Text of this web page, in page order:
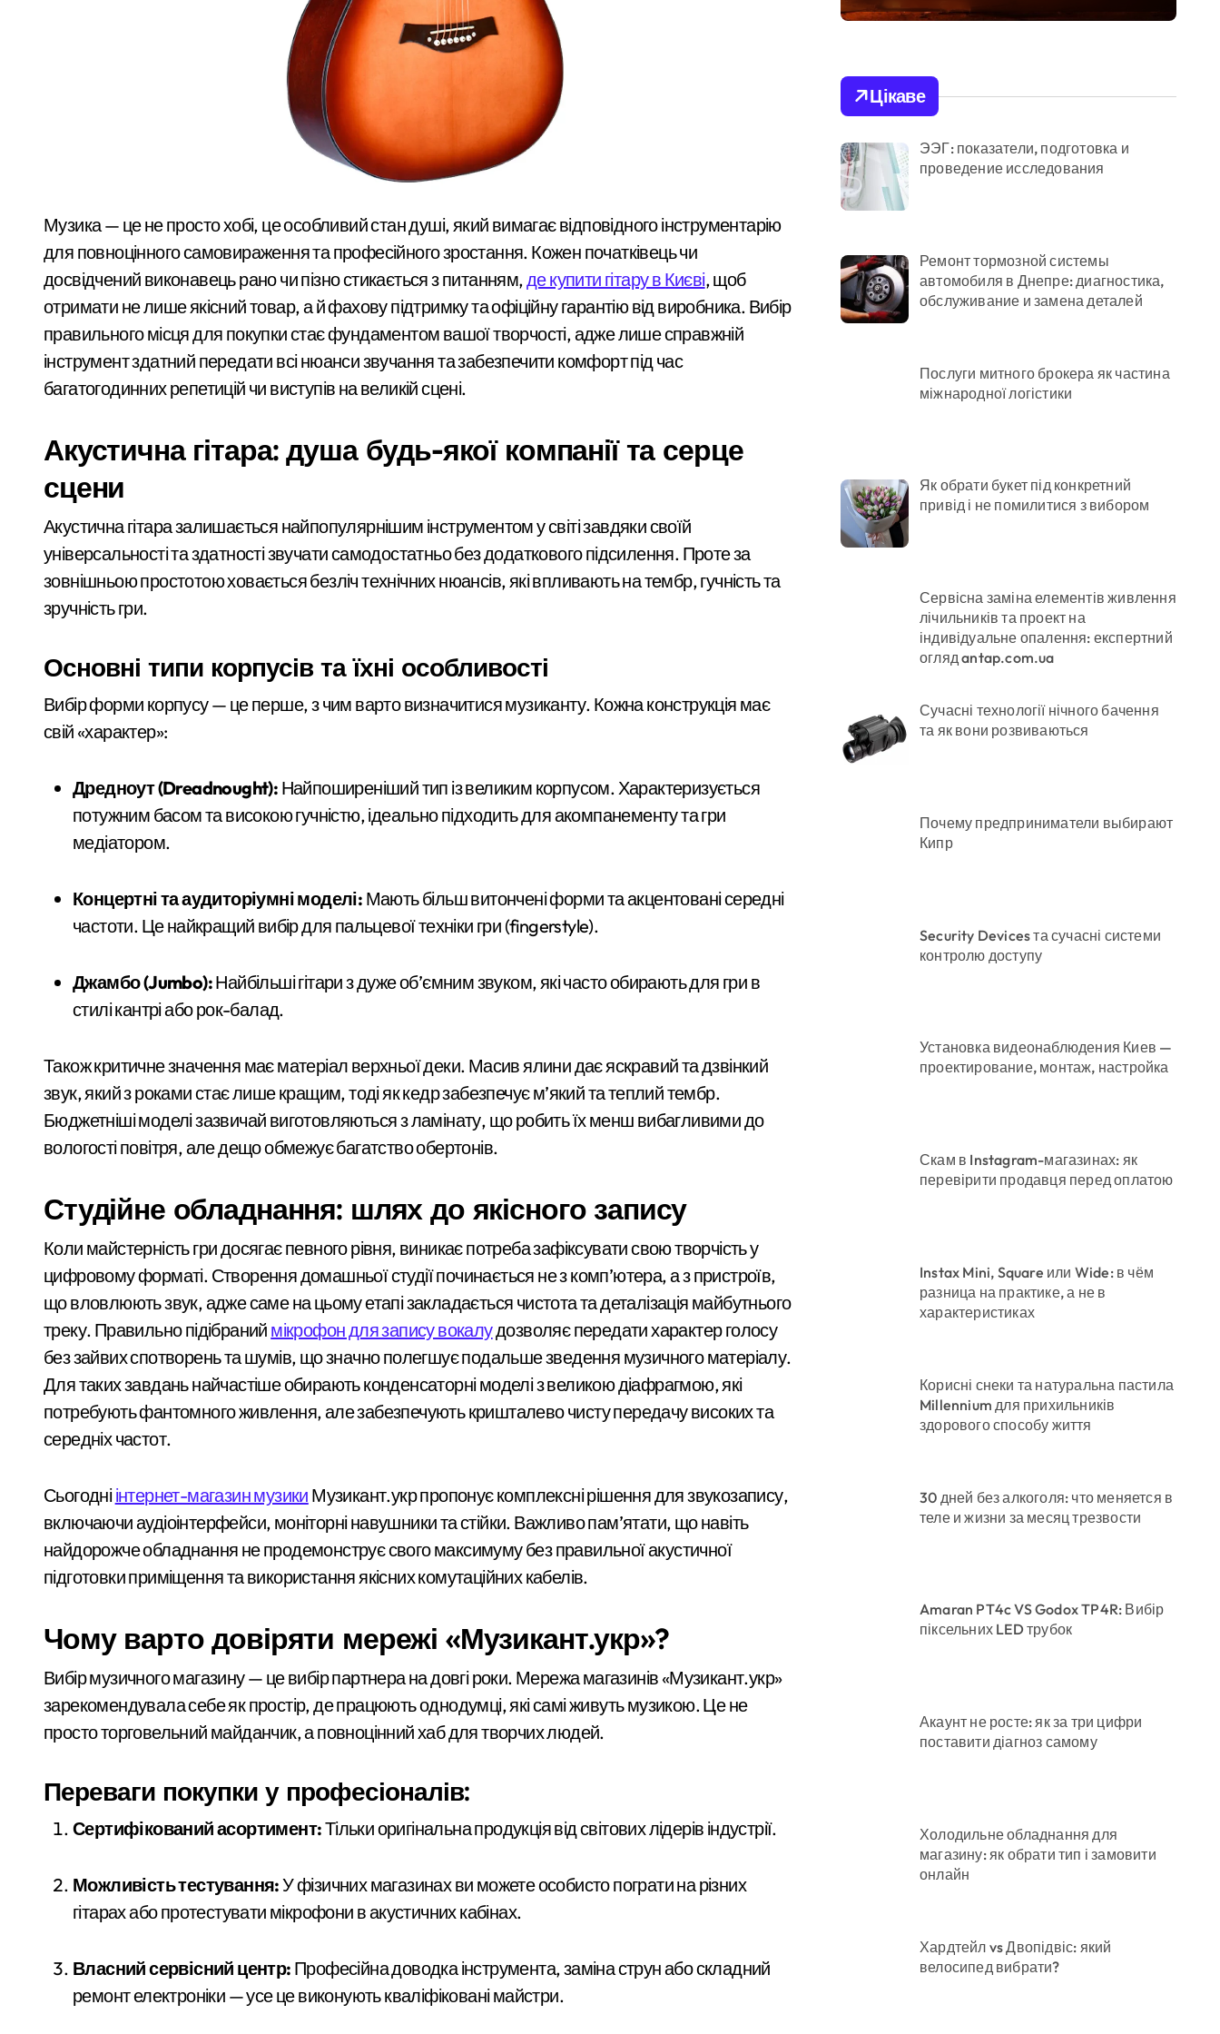
«Стрільба заради шоу: у Києві 20-річний юнак запустив сигнальні ракети у дворі»
У Києві усунули витік 100 літрів аміаку після удару рф
Виявлено переплату понад 16,5 млн грн у закупівлі серверів: поліція Києва висунула підозру посадовцю Державної служби зайнятості
У Київському суді прийняли рішення щодо організатора ботоферми для російського сервісу
Прощальний «джекпот» на 83 мільйони: як керівник київської швидкої віддав бюджетні кошти шахраям
У Київській області 6 серпня вшанують пам’ять жертв російської агресії
«Зловмисна схема в Києві: корупція у службі в тилу на суму 26 тисяч доларів»
«Метро не зможе вмістити всіх»: після трагедії на станції «Квітнева» у Києві пропонують збільшити кількість бетонних укриттів
Розвиток резервного теплопостачання в Києві: місто разом з Агентством відновлення укладають контракти на понад 1,5 ГВт потужностей
Смертельний обстріл станції на Київщині: пояснення Укрзалізниці щодо заборони руху поїздів під час атак
Жахливі умови для дітей: у київській філії табору «Артек» в Пущі-Водиці виявили бруд, плісняву та гнилі фрукти
СБУ затримала коригувальника ФСБ, який наводив ракети та дрони на Київ
У Києві розпочали розслідування через жахливі умови утримання близько 30 втомлених доберманів у розпліднику
Більше 442 тисяч ВПО у Києві: як переселенці знаходять своє місце в столиці та яку підтримку отримують
Обіцяли величезні доходи, але забирали все: у Києві викрили call-центр, що ошукав чеських пенсіонерів на майже 9 млн грн
На водоймах Київщини 35 жертв: рятувальники тривожаться через зростання трагедій
Музика — це не просто хобі, це особливий стан душі, який вимагає відповідного інструментарію
для повноцінного самовираження та професійного зростання. Кожен початківець чи
досвідчений виконавець рано чи пізно стикається з питанням,де купити гітару в Києві, щоб
отримати не лише якісний товар, а й фахову підтримку та офіційну гарантію від виробника. Вибір
правильного місця для покупки стає фундаментом вашої творчості, адже лише справжній
інструмент здатний передати всі нюанси звучання та забезпечити комфорт під час
багатогодинних репетицій чи виступів на великій сцені.
Акустична гітара: душа будь-якої компанії та серце
сцени
Акустична гітара залишається найпопулярнішим інструментом у світі завдяки своїй
універсальності та здатності звучати самодостатньо без додаткового підсилення. Проте за
зовнішньою простотою ховається безліч технічних нюансів, які впливають на тембр, гучність та
зручність гри.
Основні типи корпусів та їхні особливості
Вибір форми корпусу — це перше, з чим варто визначитися музиканту. Кожна конструкція має
свій «характер»:
Дредноут (Dreadnought): Найпоширеніший тип із великим корпусом. Характеризується
потужним басом та високою гучністю, ідеально підходить для акомпанементу та гри
медіатором.
Концертні та аудиторіумні моделі: Мають більш витончені форми та акцентовані середні
частоти. Це найкращий вибір для пальцевої техніки гри (fingerstyle).
Джамбо (Jumbo):Найбільші гітари з дуже об’ємним звуком, які часто обирають для гри в
стилі кантрі або рок-балад.
Також критичне значення має матеріал верхньої деки. Масив ялини дає яскравий та дзвінкий
звук, який з роками стає лише кращим, тоді як кедр забезпечує м’який та теплий тембр.
Бюджетніші моделі зазвичай виготовляються з ламінату, що робить їх менш вибагливими до
вологості повітря, але дещо обмежує багатство обертонів.
Студійне обладнання: шлях до якісного запису
Коли майстерність гри досягає певного рівня, виникає потреба зафіксувати свою творчість у
цифровому форматі. Створення домашньої студії починається не з комп’ютера, а з пристроїв,
що вловлюють звук, адже саме на цьому етапі закладається чистота та деталізація майбутнього
треку. Правильно підібраний мікрофон для запису вокалудозволяє передати характер голосу
без зайвих спотворень та шумів, що значно полегшує подальше зведення музичного матеріалу.
Для таких завдань найчастіше обирають конденсаторні моделі з великою діафрагмою, які
потребують фантомного живлення, але забезпечують кришталево чисту передачу високих та
середніх частот.
Сьогодніінтернет-магазин музики Музикант.укр пропонує комплексні рішення для звукозапису,
включаючи аудіоінтерфейси, моніторні навушники та стійки. Важливо пам’ятати, що навіть
найдорожче обладнання не продемонструє свого максимуму без правильної акустичної
підготовки приміщення та використання якісних комутаційних кабелів.
Чому варто довіряти мережі «Музикант.укр»?
Вибір музичного магазину — це вибір партнера на довгі роки. Мережа магазинів «Музикант.укр»
зарекомендувала себе як простір, де працюють однодумці, які самі живуть музикою. Це не
просто торговельний майданчик, а повноцінний хаб для творчих людей.
Переваги покупки у професіоналів:
Сертифікований асортимент:Тільки оригінальна продукція від світових лідерів індустрії.
Можливість тестування:У фізичних магазинах ви можете особисто пограти на різних
гітарах або протестувати мікрофони в акустичних кабінах.
Власний сервісний центр: Професійна доводка інструмента, заміна струн або складний
ремонт електроніки — усе це виконують кваліфіковані майстри.
групу, що займалася
військових частин
Київщини та інших
тривожаться через
зростання трагедій
постраждалі на місці
Цікаве
ЭЭГ: показатели, подготовка и
проведение исследования
Ремонт тормозной системы
автомобиля в Днепре: диагностика,
обслуживание и замена деталей
Послуги митного брокера як частина
міжнародної логістики
Як обрати букет під конкретний
привід і не помилитися з вибором
Сервісна заміна елементів живлення
лічильників та проект на
індивідуальне опалення: експертний
огляд antap.com.ua
Сучасні технології нічного бачення
та як вони розвиваються
Почему предприниматели выбирают
Кипр
Security Devices та сучасні системи
контролю доступу
Установка видеонаблюдения Киев —
проектирование, монтаж, настройка
Скам в Instagram-магазинах: як
перевірити продавця перед оплатою
Instax Mini, Square или Wide: в чём
разница на практике, а не в
характеристиках
Корисні снеки та натуральна пастила
Millennium для прихильників
здорового способу життя
30 дней без алкоголя: что меняется в
теле и жизни за месяц трезвости
Amaran PT4c VS Godox TP4R: Вибір
піксельних LED трубок
Акаунт не росте: як за три цифри
поставити діагноз самому
Холодильне обладнання для
магазину: як обрати тип і замовити
онлайн
Хардтейл vs Двопідвіс: який
велосипед вибрати?